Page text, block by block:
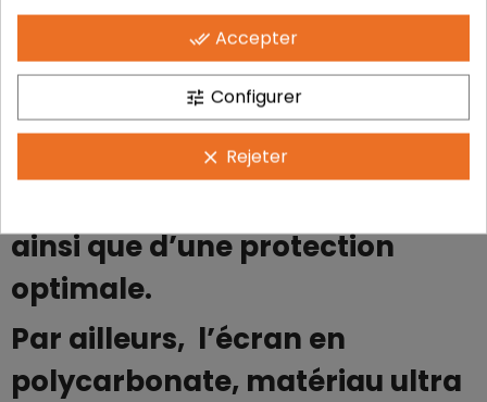
AZR ECRAN ARROW RX.
Grâce au nouvel écran
cylindrique, vous disposerez
ainsi que d’une protection
optimale.
Par ailleurs, l’écran en
polycarbonate, matériau ultra
done_all Accepter
tune Configurer
clear Rejeter